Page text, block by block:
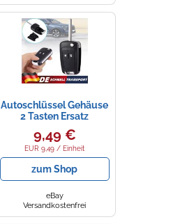
Autoschlüssel Gehäuse
2 Tasten Ersatz
Klappschlüssel für VW
Skoda Opel Astra J
9,49 €
EUR 9,49 / Einheit
zum Shop
eBay
Versandkostenfrei